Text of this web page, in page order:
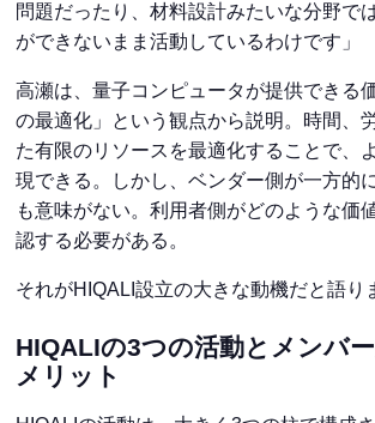
問題だったり、材料設計みたいな分野で
ができないまま活動しているわけです」
高瀬は、量子コンピュータが提供できる
の最適化」という観点から説明。時間、
た有限のリソースを最適化することで、
現できる。しかし、ベンダー側が一方的
も意味がない。利用者側がどのような価
認する必要がある。
それがHIQALI設立の大きな動機だと語り
HIQALIの3つの活動とメンバ
メリット